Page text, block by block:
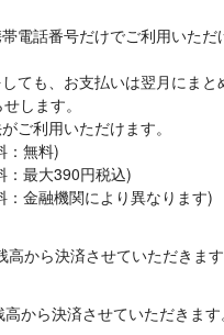
帯電話番号だけでご利用いた
ても、お支払いは翌月にま
します。
ご利用いただけます。
：無料)
最大390円税込)
金融機関により異なります)
高から決済させていただきます
から決済させていただきます